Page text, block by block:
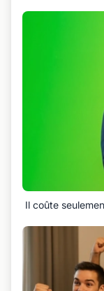
Il coûte